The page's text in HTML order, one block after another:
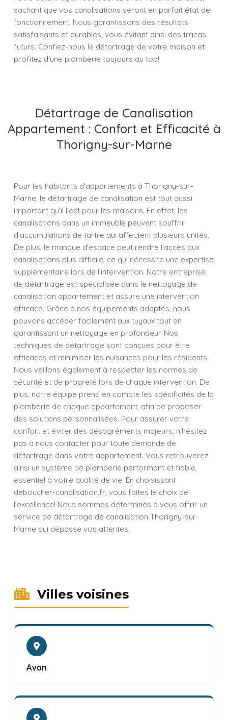
sachant que vos canalisations seront en parfait état de
fonctionnement. Nous garantissons des résultats
satisfaisants et durables, vous évitant ainsi des tracas
futurs. Confiez-nous le détartrage de votre maison et
profitez d'une plomberie toujours au top!
Détartrage de Canalisation
Appartement : Confort et Efficacité à
Thorigny-sur-Marne
Pour les habitants d'appartements à Thorigny-sur-
Marne, le détartrage de canalisation est tout aussi
important qu'il l'est pour les maisons. En effet, les
canalisations dans un immeuble peuvent souffrir
d'accumulations de tartre qui affectent plusieurs unités.
De plus, le manque d'espace peut rendre l'accès aux
canalisations plus difficile, ce qui nécessite une expertise
supplémentaire lors de l'intervention. Notre entreprise
de détartrage est spécialisée dans le nettoyage de
canalisation appartement et assure une intervention
efficace. Grâce à nos équipements adaptés, nous
pouvons accéder facilement aux tuyaux tout en
garantissant un nettoyage en profondeur. Nos
techniques de détartrage sont conçues pour être
efficaces et minimiser les nuisances pour les résidents.
Nous veillons également à respecter les normes de
sécurité et de propreté lors de chaque intervention. De
plus, notre équipe prend en compte les spécificités de la
plomberie de chaque appartement, afin de proposer
des solutions personnalisées. Pour assurer votre
confort et éviter des désagréments majeurs, n'hésitez
pas à nous contacter pour toute demande de
détartrage dans votre appartement. Vous retrouverez
ainsi un système de plomberie performant et fiable,
essentiel à votre qualité de vie. En choisissant
deboucher-canalisation.fr, vous faites le choix de
l'excellence! Nous sommes déterminés à vous offrir un
service de détartrage de canalisation Thorigny-sur-
Marne qui dépasse vos attentes.
Villes voisines
Avon